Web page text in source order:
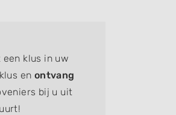
een klus in uw
en ontvang
bij u uit